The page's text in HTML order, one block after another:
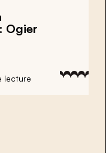
Ogier
lecture